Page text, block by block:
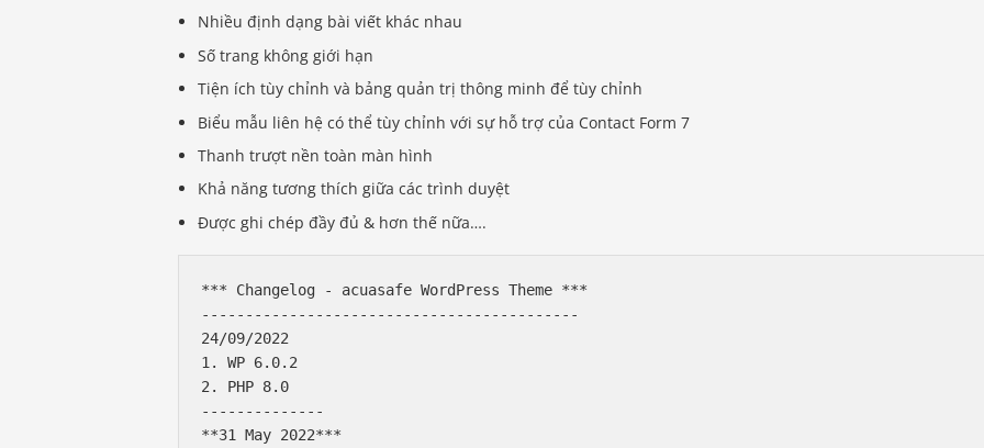
Nhiều định dạng bài viết khác nhau
Số trang không giới hạn
Tiện ích tùy chỉnh và bảng quản trị thông minh để tùy chỉnh
Biểu mẫu liên hệ có thể tùy chỉnh với sự hỗ trợ của Contact Form 7
Thanh trượt nền toàn màn hình
Khả năng tương thích giữa các trình duyệt
Được ghi chép đầy đủ & hơn thế nữa….
*** Changelog - acuasafe WordPress Theme ***
-------------------------------------------
24/09/2022
1. WP 6.0.2
2. PHP 8.0
--------------
**31 May 2022***